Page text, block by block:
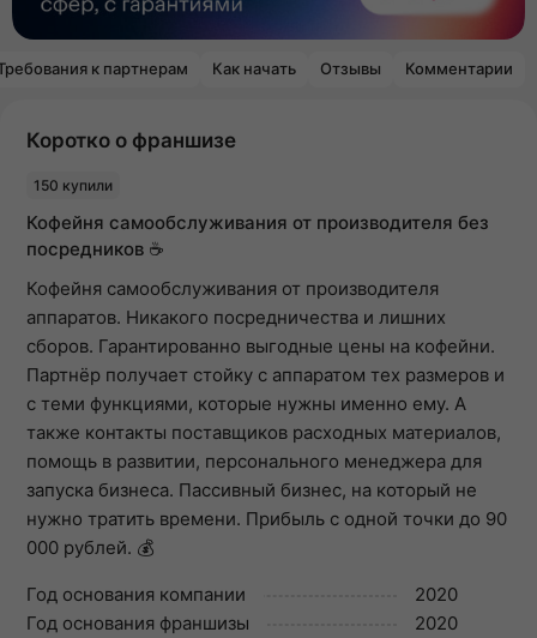
к партнерам Как начать Отзывы Комментарии
Коротко о франшизе
150 купили
Кофейня самообслуживания от производителя без
посредников ☕
Кофейня самообслуживания от производителя
аппаратов. Никакого посредничества и лишних
сборов. Гарантированно выгодные цены на кофейни.
Партнёр получает стойку с аппаратом тех размеров и
с теми функциями, которые нужны именно ему. А
также контакты поставщиков расходных материалов,
помощь в развитии, персонального менеджера для
запуска бизнеса. Пассивный бизнес, на который не
нужно тратить времени. Прибыль с одной точки до 90
000 рублей. 💰
Год основания компании
2020
Год основания франшизы
2020